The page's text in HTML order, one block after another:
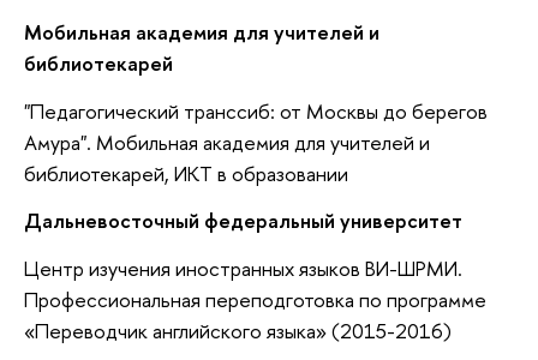
Мобильная академия для учителей и
библиотекарей
"Педагогический транссиб: от Москвы до берегов
Амура". Мобильная академия для учителей и
библиотекарей, ИКТ в образовании
Дальневосточный федеральный университет
Центр изучения иностранных языков ВИ-ШРМИ.
Профессиональная переподготовка по программе
«Переводчик английского языка» (2015-2016)